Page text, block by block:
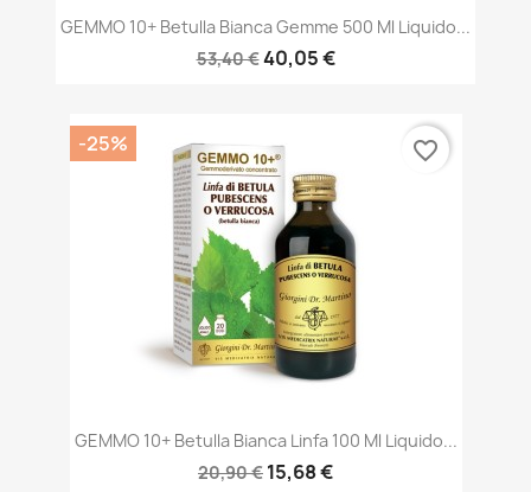
GEMMO 10+ Betulla Bianca Gemme 500 Ml Liquido...
53,40 €40,05 €
GEMMO 10+ Betulla Bianca Linfa 100 Ml Liquido...
20,90 € 15,68 €
-25% favorite_border